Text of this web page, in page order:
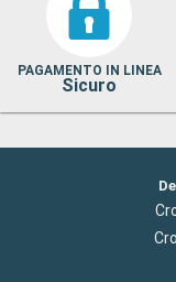
PAGAMENTO IN LINEA
Sicuro